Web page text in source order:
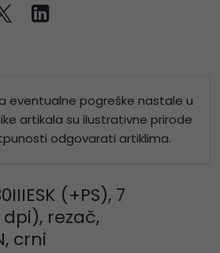
eventualne pogreške nastale u
artikala su ilustrativne prirode
odgovarati artiklima.
(+PS), 7
rezač,
crni